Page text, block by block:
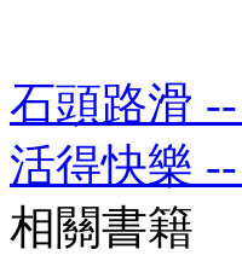
石頭路滑
活得快樂
相關書籍